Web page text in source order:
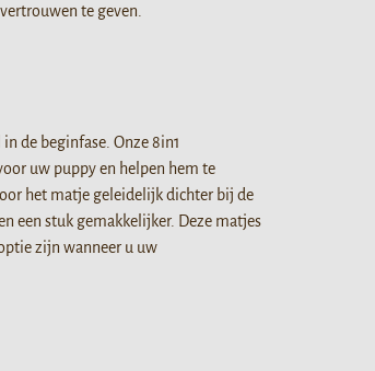
te geven.
de beginfase. Onze 8in1
uw puppy en helpen hem te
het matje geleidelijk dichter bij de
een stuk gemakkelijker. Deze matjes
zijn wanneer u uw